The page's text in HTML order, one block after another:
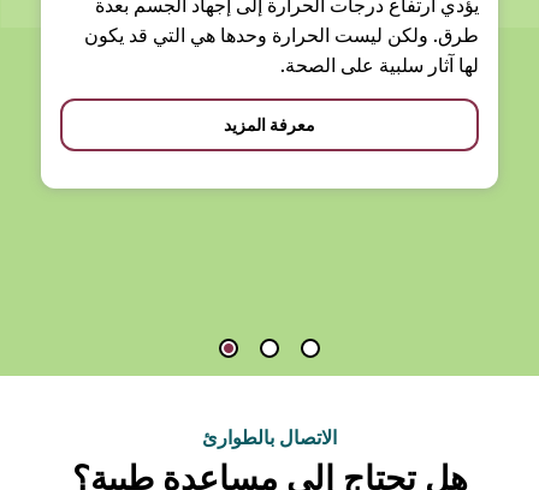
يؤدي ارتفاع درجات الحرارة إلى إجهاد الجسم بعدة
طرق. ولكن ليست الحرارة وحدها هي التي قد يكون
لها آثار سلبية على الصحة.
معرفة المزيد
الاتصال بالطوارئ
هل تحتاج إلى مساعدة طبية؟